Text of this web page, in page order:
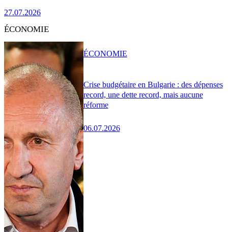
27.07.2026
ÉCONOMIE
Crise budgétaire en Bulgarie : des dépenses
record, une dette record, mais aucune
réforme
06.07.2026
ÉCONOMIE